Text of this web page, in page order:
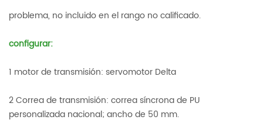
problema, no incluido en el rango no calificado.
configurar:
1 motor de transmisión: servomotor Delta
2 Correa de transmisión: correa síncrona de PU
personalizada nacional; ancho de 50 mm.